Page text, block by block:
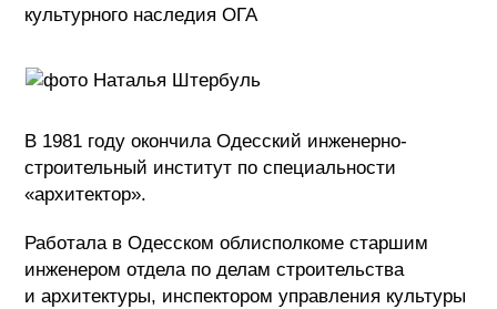
культурного наследия ОГА
В 1981 году окончила Одесский инженерно-
строительный институт по специальности
«архитектор».
Работала в Одесском облисполкоме старшим
инженером отдела по делам строительства
и архитектуры, инспектором управления культуры